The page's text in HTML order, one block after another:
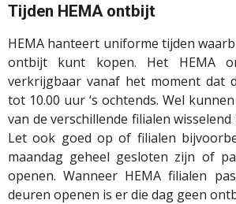
Tijden HEMA ontbijt
HEMA hanteert uniforme tijden
ontbijt kunt kopen. Het HEMA
verkrijgbaar vanaf het moment dat
tot 10.00 uur ‘s ochtends. Wel
van de verschillende filialen
Let ook goed op of filialen
maandag geheel gesloten zijn of
openen. Wanneer HEMA filialen
deuren openen is er die dag geen